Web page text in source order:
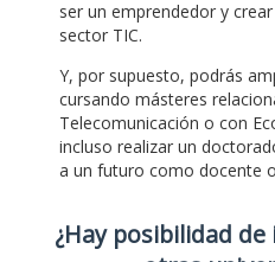
ser un emprendedor y
sector TIC.
Y, por supuesto, podrás
cursando másteres
Telecomunicación o con
incluso realizar un
a un futuro como docente
¿Hay posibilidad